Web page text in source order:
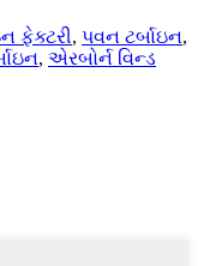
ફેક્ટરી, પવન ટર્બાઇન,
, એરબોર્ન વિન્ડ